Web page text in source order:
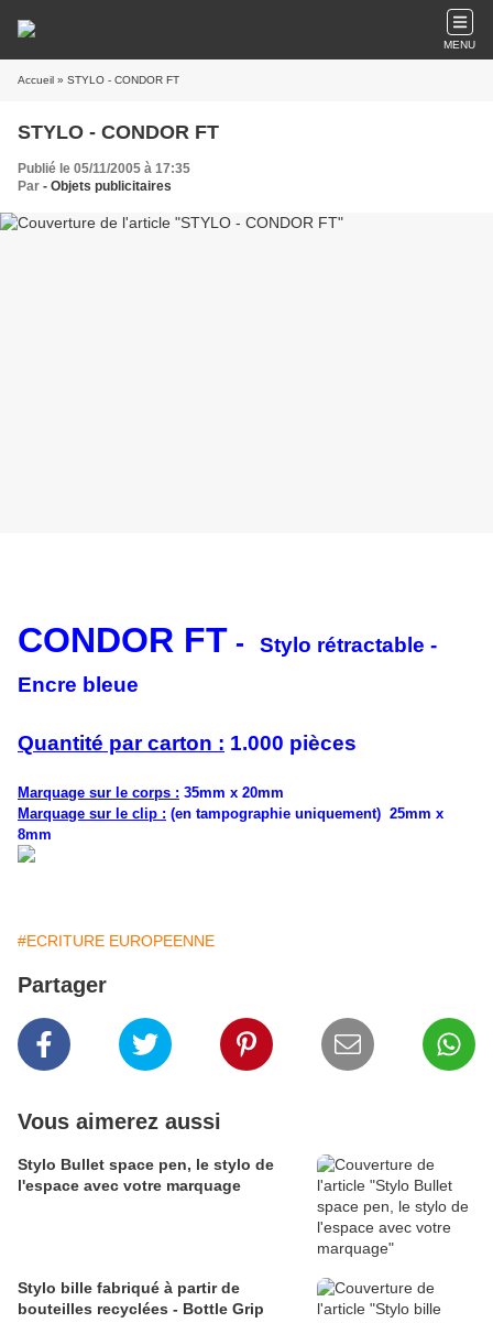
MENU
Accueil » STYLO - CONDOR FT
STYLO - CONDOR FT
Publié le 05/11/2005 à 17:35
Par - Objets publicitaires
CONDOR FT -
Stylo rétractable -
Encre bleue
Quantité par carton : 1.000 pièces
Marquage sur le corps : 35mm x 20mm
Marquage sur le clip : (en tampographie uniquement) 25mm x
8mm
#ECRITURE EUROPEENNE
Partager
Vous aimerez aussi
Stylo Bullet space pen, le stylo de
l'espace avec votre marquage
Stylo bille fabriqué à partir de
bouteilles recyclées - Bottle Grip